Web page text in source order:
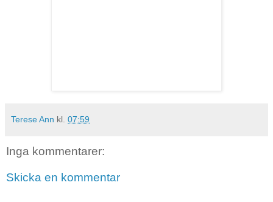
Terese Ann kl. 07:59
Inga kommentarer:
Skicka en kommentar